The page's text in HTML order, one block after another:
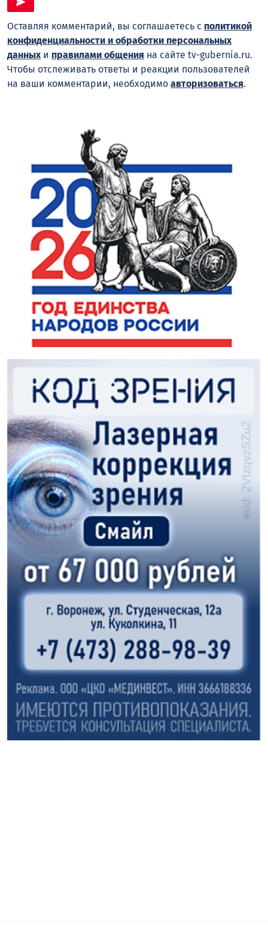
Оставляя комментарий, вы соглашаетесь с политикой
конфиденциальности и обработки персональных
данныхи правилами общения на сайте tv-gubernia.ru.
Чтобы отслеживать ответы и реакции пользователей
на ваши комментарии, необходимо авторизоваться.